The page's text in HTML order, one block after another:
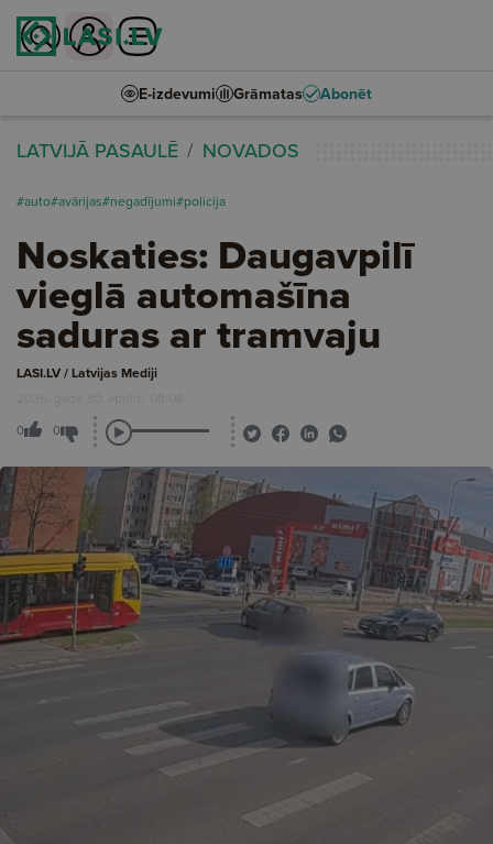
E-izdevumi Grāmatas Abonēt
LATVIJĀ PASAULĒ NOVADOS
#auto#avārijas#negadījumi#policija
Noskaties: Daugavpilī
vieglā automašīna
saduras ar tramvaju
LASI.LV / Latvijas Mediji
2026. gada 30. aprīlis, 08:08
0 0